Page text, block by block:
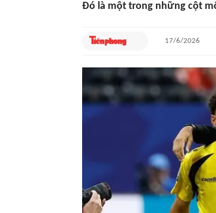
Đó là một trong những cột
17/6/2026